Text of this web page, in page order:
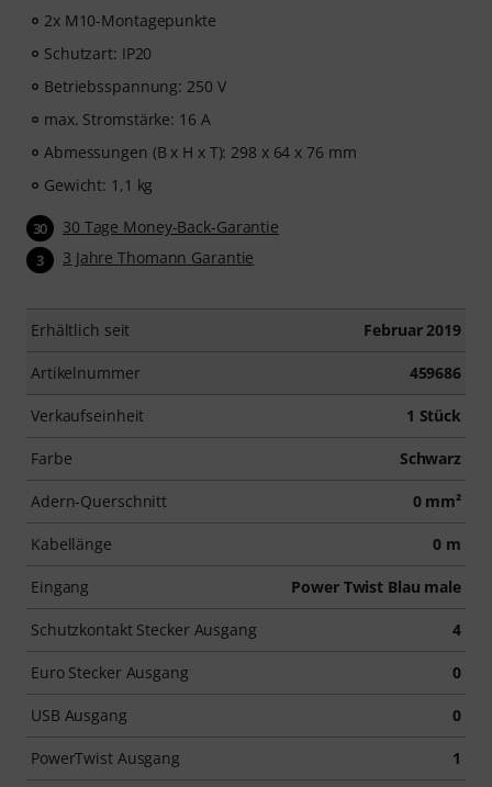
2x M10-Montagepunkte
Schutzart: IP20
Betriebsspannung: 250 V
max. Stromstärke: 16 A
Abmessungen (B x H x T): 298 x 64 x 76 mm
Gewicht: 1,1 kg
30 30 Tage Money-Back-Garantie
3 3 Jahre Thomann Garantie
Erhältlich seit Februar 2019
Artikelnummer 459686
Verkaufseinheit 1 Stück
Farbe Schwarz
Adern-Querschnitt 0 mm²
Kabellänge 0 m
Eingang Power Twist Blau male
Schutzkontakt Stecker Ausgang 4
Euro Stecker Ausgang 0
USB Ausgang 0
PowerTwist Ausgang 1